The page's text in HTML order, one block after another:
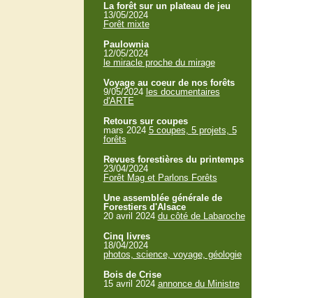
La forêt sur un plateau de jeu
13/05/2024
Forêt mixte
Paulownia
12/05/2024
le miracle proche du mirage
Voyage au coeur de nos forêts
9/05/2024 les documentaires
d'ARTE
Retours sur coupes
mars 2024 5 coupes, 5 projets, 5
forêts
Revues forestières du printemps
23/04/2024
Forêt Mag et Parlons Forêts
Une assemblée générale de
Forestiers d'Alsace
20 avril 2024 du côté de Labaroche
Cinq livres
18/04/2024
photos, science, voyage, géologie
Bois de Crise
15 avril 2024 annonce du Ministre